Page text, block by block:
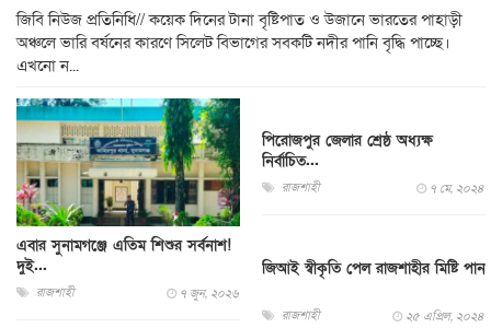
জিবি নিউজ প্রতিনিধি// কয়েক দিনের টানা বৃষ্টিপাত ও উজানে ভারতের পাহাড়ী
অঞ্চলে ভারি বর্ষনের কারণে সিলেট বিভাগের সবকটি নদীর পানি বৃদ্ধি পাচ্ছে।
এখনো ন...
এবার সুনামগঞ্জে এতিম শিশুর সর্বনাশ!
দুই...
রাজশাহী ৭ জুন, ২০২৬
পিরোজপুর জেলার শ্রেষ্ঠ অধ্যক্ষ
নির্বাচিত...
রাজশাহী ৭ মে, ২০২৪
জিআই স্বীকৃতি পেল রাজশাহীর মিষ্টি পান
রাজশাহী ২৫ এপ্রিল, ২০২৪